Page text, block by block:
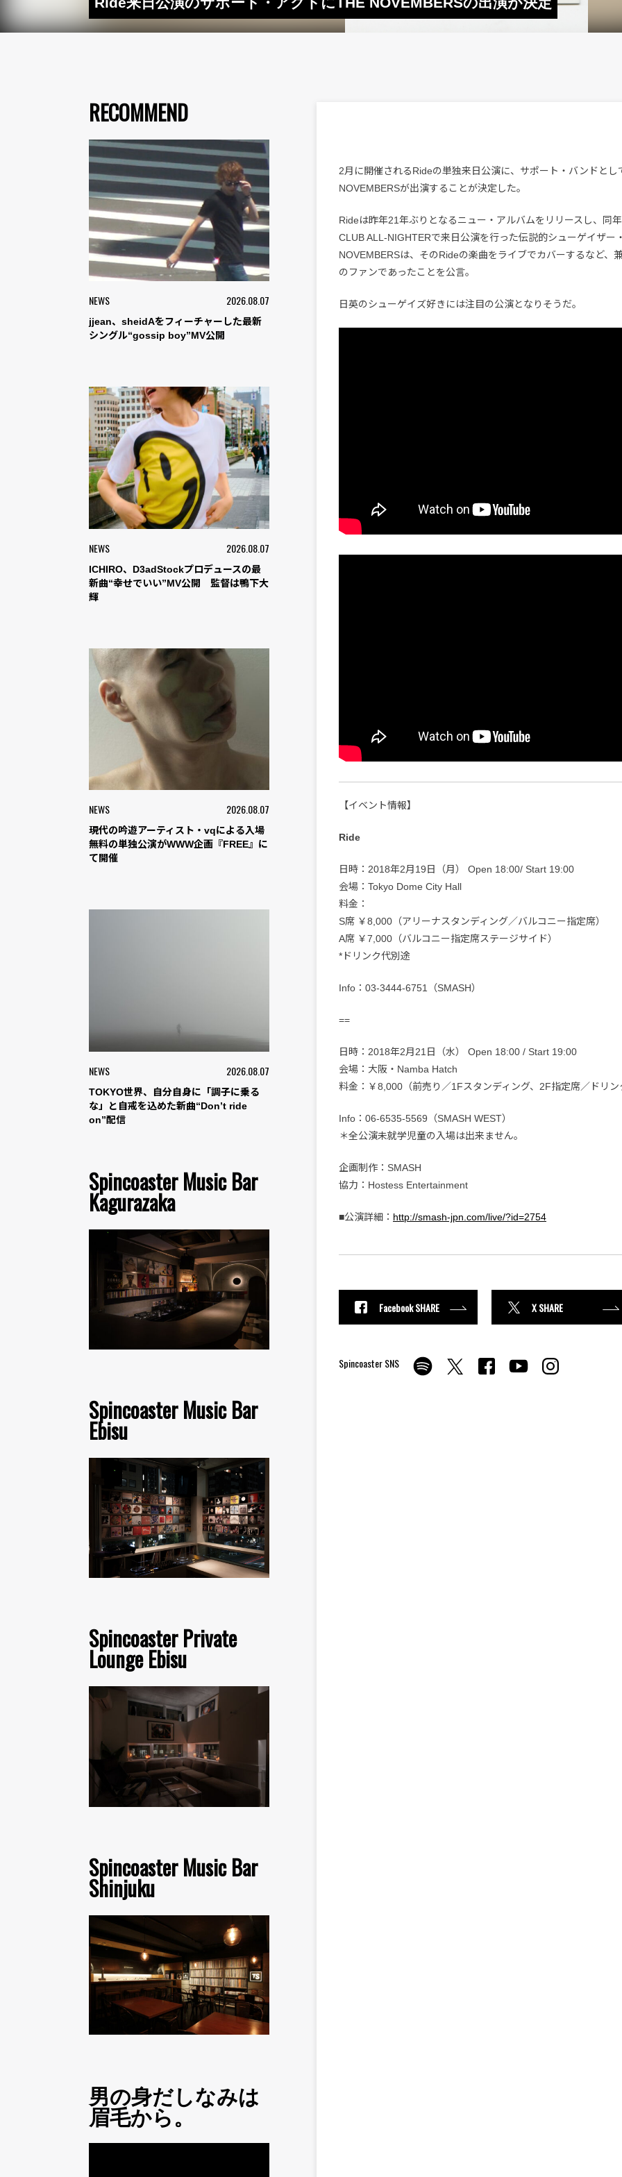
RECOMMEND
NEWS 2026.08.07
jjean、sheidAをフィーチャーした最新
シングル“gossip boy”MV公開
NEWS 2026.08.07
ICHIRO、D3adStockプロデュースの最
新曲“幸せでいい”MV公開 監督は鴨下大
輝
NEWS 2026.08.07
現代の吟遊アーティスト・vqによる入場
無料の単独公演がWWW企画『FREE』に
て開催
NEWS 2026.08.07
TOKYO世界、自分自身に「調子に乗る
な」と自戒を込めた新曲“Don’t ride
on”配信
Spincoaster Music Bar
Kagurazaka
Spincoaster Music Bar
Ebisu
Spincoaster Private
Lounge Ebisu
Spincoaster Music Bar
Shinjuku
男の身だしなみは
眉毛から。
2月に開催されるRideの単独来日公演に、サポート・バンドとし
NOVEMBERSが出演することが決定した。
Rideは昨年21年ぶりとなるニュー・アルバムをリリースし、同
CLUB ALL-NIGHTERで来日公演を行った伝説的シューゲイザー
NOVEMBERSは、そのRideの楽曲をライブでカバーするなど、
のファンであったことを公言。
日英のシューゲイズ好きには注目の公演となりそうだ。
【イベント情報】
Ride
日時：2018年2月19日（月） Open 18:00/ Start 19:00
会場：Tokyo Dome City Hall
料金：
S席 ￥8,000（アリーナスタンディング／バルコニー指定席）
A席 ￥7,000（バルコニー指定席ステージサイド）
*ドリンク代別途
Info：03-3444-6751（SMASH）
==
日時：2018年2月21日（水） Open 18:00 / Start 19:00
会場：大阪・Namba Hatch
料金：￥8,000（前売り／1Fスタンディング、2F指定席／ドリン
Info：06-6535-5569（SMASH WEST）
＊全公演未就学児童の入場は出来ません。
企画制作：SMASH
協力：Hostess Entertainment
■公演詳細： http://smash-jpn.com/live/?id=2754
Facebook SHARE X SHARE
Spincoaster SNS